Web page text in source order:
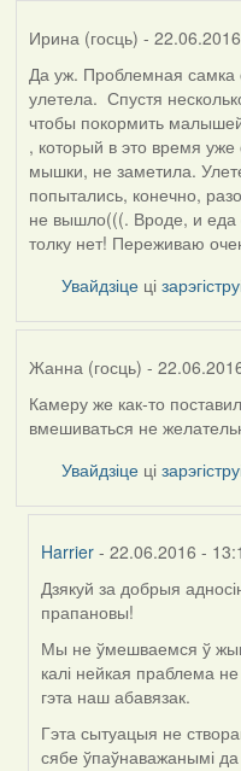
Ирина (госць) -
Да уж. Проблемная самка
улетела. Спустя
чтобы покормить
, который в это время уже
мышки, не заметила.
попытались, конечно,
не вышло(((. Вроде, и еда
толку нет! Переживаю
Увайдзіце ці
Жанна (госць) -
Камеру же как-то
вмешиваться не
Увайдзіце ці
Harrier - 22.06.2016 -
In
reply
to
by
Жанна
Дзякуй за добрыя
прапановы!
Мы не ўмешваемся ў
калі нейкая праблема
гэта наш абавязак.
Гэта сытуацыя не
сябе ўпаўнаважанымі